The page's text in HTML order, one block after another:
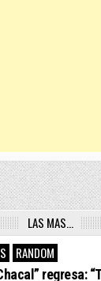
LAS MAS…
RANDOM
regresa: